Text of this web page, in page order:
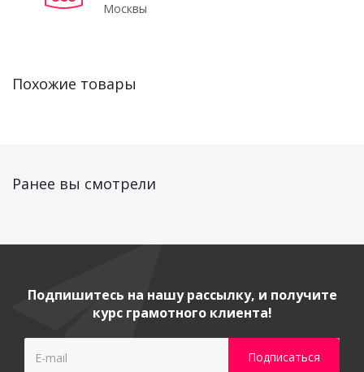
Москвы
Похожие товары
Ранее вы смотрели
Подпишитесь на нашу рассылку, и получите
курс грамотного клиента!